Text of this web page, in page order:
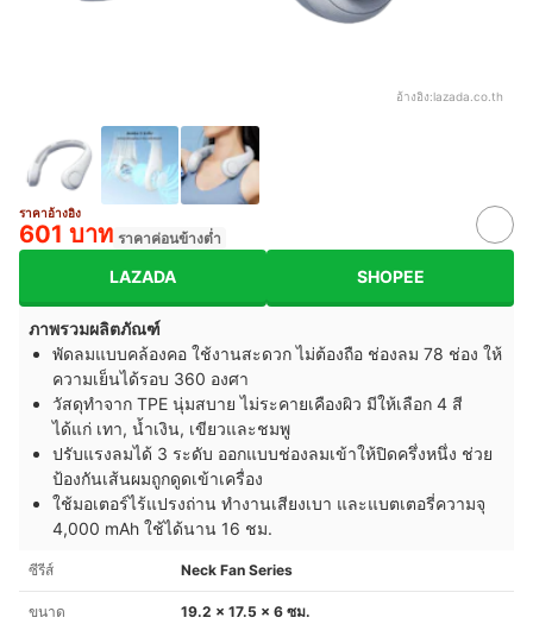
อ้างอิง:lazada.co.th
ราคาอ้างอิง
601 บาท ราคาค่อนข้างต่ำ
LAZADA SHOPEE
ภาพรวมผลิตภัณฑ์
พัดลมแบบคล้องคอ ใช้งานสะดวก ไม่ต้องถือ ช่องลม 78 ช่อง ให้
ความเย็นได้รอบ 360 องศา
วัสดุทำจาก TPE นุ่มสบาย ไม่ระคายเคืองผิว มีให้เลือก 4 สี
ได้แก่ เทา, น้ำเงิน, เขียวและชมพู
ปรับแรงลมได้ 3 ระดับ ออกแบบช่องลมเข้าให้ปิดครึ่งหนึ่ง ช่วย
ป้องกันเส้นผมถูกดูดเข้าเครื่อง
ใช้มอเตอร์ไร้แปรงถ่าน ทำงานเสียงเบา และแบตเตอรี่ความจุ
4,000 mAh ใช้ได้นาน 16 ชม.
ซีรีส์ Neck Fan Series
ขนาด 19.2 x 17.5 x 6 ซม.